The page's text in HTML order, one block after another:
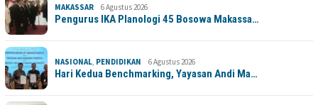
MAKASSAR 6 Agustus 2026
Pengurus IKA Planologi 45 Bosowa Makassa…
NASIONAL PENDIDIKAN 6 Agustus 2026
Hari Kedua Benchmarking, Yayasan Andi Ma…